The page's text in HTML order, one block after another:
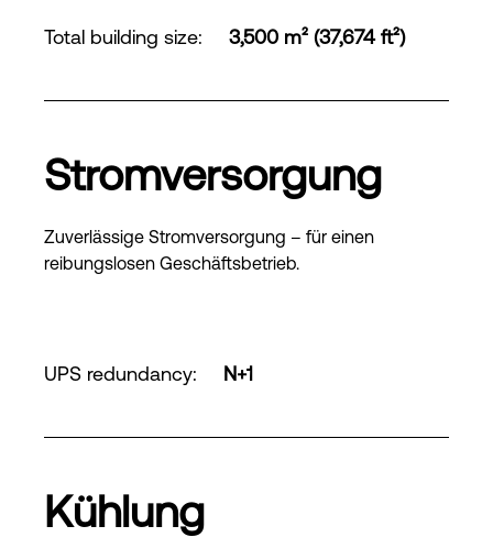
Total building size: 3,500 m² (37,674 ft²)
Stromversorgung
Zuverlässige Stromversorgung – für einen
reibungslosen Geschäftsbetrieb.
UPS redundancy: N+1
Kühlung